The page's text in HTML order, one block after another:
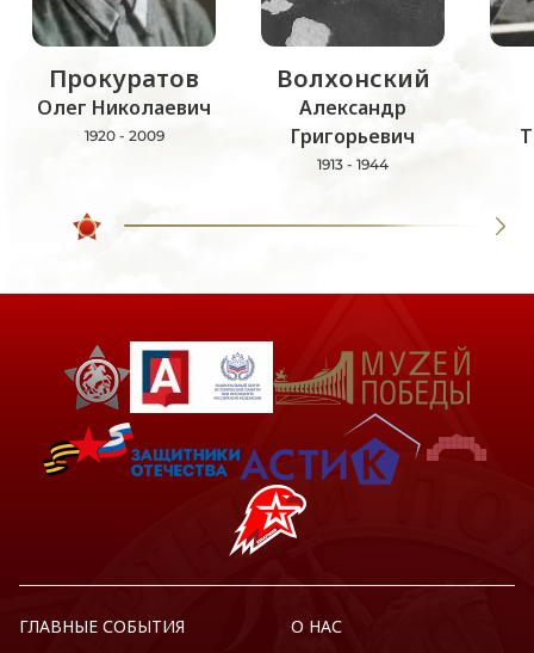
Прокуратов
Олег Николаевич
1920 - 2009
Волхонский
Александр
Григорьевич
1913 - 1944
ГЛАВНЫЕ СОБЫТИЯ О НАС